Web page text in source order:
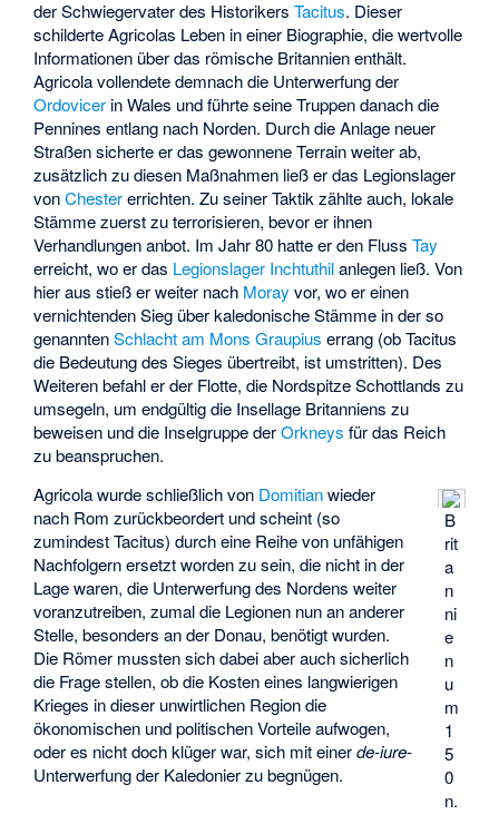
der Schwiegervater des HistorikersTacitus. Dieser
schilderte Agricolas Leben in einer Biographie, die wertvolle
Informationen über das römische Britannien enthält.
Agricola vollendete demnach die Unterwerfung der
Ordovicer in Wales und führte seine Truppen danach die
Pennines entlang nach Norden. Durch die Anlage neuer
Straßen sicherte er das gewonnene Terrain weiter ab,
zusätzlich zu diesen Maßnahmen ließ er das Legionslager
vonChestererrichten. Zu seiner Taktik zählte auch, lokale
Stämme zuerst zu terrorisieren, bevor er ihnen
Verhandlungen anbot. Im Jahr 80 hatte er den FlussTay
erreicht, wo er das Legionslager Inchtuthilanlegen ließ. Von
hier aus stieß er weiter nach Moray vor, wo er einen
vernichtenden Sieg über kaledonische Stämme in der so
genanntenSchlacht am Mons Graupius errang (ob Tacitus
die Bedeutung des Sieges übertreibt, ist umstritten). Des
Weiteren befahl er der Flotte, die Nordspitze Schottlands zu
umsegeln, um endgültig die Insellage Britanniens zu
beweisen und die Inselgruppe derOrkneys für das Reich
zu beanspruchen.
B
rit
a
n
ni
e
n
u
m
1
5
0
n.
Agricola wurde schließlich von Domitianwieder
nach Rom zurückbeordert und scheint (so
zumindest Tacitus) durch eine Reihe von unfähigen
Nachfolgern ersetzt worden zu sein, die nicht in der
Lage waren, die Unterwerfung des Nordens weiter
voranzutreiben, zumal die Legionen nun an anderer
Stelle, besonders an der Donau, benötigt wurden.
Die Römer mussten sich dabei aber auch sicherlich
die Frage stellen, ob die Kosten eines langwierigen
Krieges in dieser unwirtlichen Region die
ökonomischen und politischen Vorteile aufwogen,
oder es nicht doch klüger war, sich mit einerde-iure-
Unterwerfung der Kaledonier zu begnügen.